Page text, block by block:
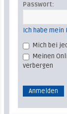
Passwort:
Ich habe mein
Mich bei
Meinen
verbergen